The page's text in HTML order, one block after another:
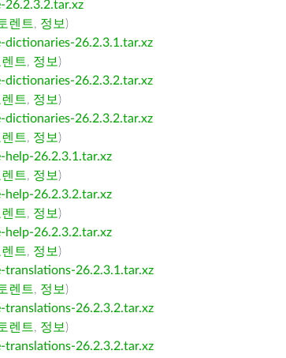
26.2.3.2.tar.xz
렌트, 정보 )
dictionaries-26.2.3.1.tar.xz
렌트, 정보 )
dictionaries-26.2.3.2.tar.xz
렌트, 정보 )
dictionaries-26.2.3.2.tar.xz
렌트, 정보 )
help-26.2.3.1.tar.xz
렌트, 정보 )
help-26.2.3.2.tar.xz
렌트, 정보 )
help-26.2.3.2.tar.xz
렌트, 정보 )
translations-26.2.3.1.tar.xz
렌트, 정보 )
translations-26.2.3.2.tar.xz
렌트, 정보 )
translations-26.2.3.2.tar.xz